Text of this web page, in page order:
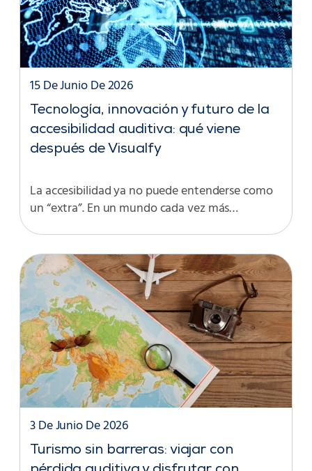
Tecnología, innovación y futuro de la
accesibilidad auditiva: qué viene
después de Visualfy
15 De Junio De 2026
La accesibilidad ya no puede entenderse como
un “extra”. En un mundo cada vez más…
Turismo sin barreras: viajar con
3 De Junio De 2026